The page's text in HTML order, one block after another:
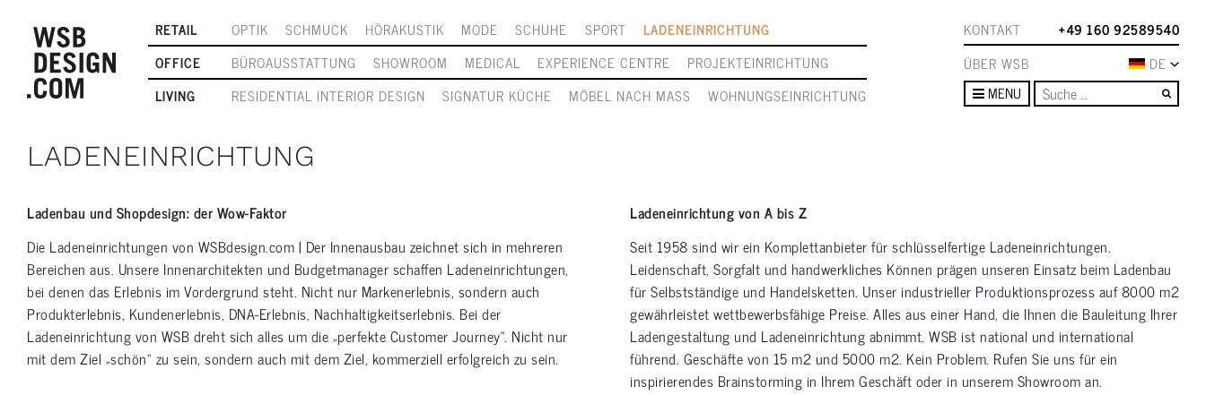
RETAIL OPTIK SCHMUCK HÖRAKUSTIK MODE SCHUHE SPORT
LADENEINRICHTUNG
OFFICE
BÜROAUSSTATTUNG SHOWROOM MEDICAL EXPERIENCE CENTRE
PROJEKTEINRICHTUNG
LIVING
RESIDENTIAL INTERIOR DESIGN SIGNATUR KÜCHE MÖBEL NACH MASS WOHNUNGSEINRICHTUNG
KONTAKT
+49 160 92589540
ÜBER WSB
DE
MENU
LADENEINRICHTUNG
Ladenbau und Shopdesign: der Wow-Faktor
Die Ladeneinrichtungen von WSBdesign.com | Der Innenausbau zeichnet sich in mehreren
Bereichen aus. Unsere Innenarchitekten und Budgetmanager schaffen Ladeneinrichtungen,
bei denen das Erlebnis im Vordergrund steht. Nicht nur Markenerlebnis, sondern auch
Produkterlebnis, Kundenerlebnis, DNA-Erlebnis, Nachhaltigkeitserlebnis. Bei der
Ladeneinrichtung von WSB dreht sich alles um die „perfekte Customer Journey“. Nicht nur
mit dem Ziel „schön“ zu sein, sondern auch mit dem Ziel, kommerziell erfolgreich zu sein.
Ladeneinrichtung von A bis Z
Seit 1958 sind wir ein Komplettanbieter für schlüsselfertige Ladeneinrichtungen.
Leidenschaft, Sorgfalt und handwerkliches Können prägen unseren Einsatz beim Ladenbau
für Selbstständige und Handelsketten. Unser industrieller Produktionsprozess auf 8000 m2
gewährleistet wettbewerbsfähige Preise. Alles aus einer Hand, die Ihnen die Bauleitung Ihrer
Ladengestaltung und Ladeneinrichtung abnimmt. WSB ist national und international
führend. Geschäfte von 15 m2 und 5000 m2. Kein Problem. Rufen Sie uns für ein
inspirierendes Brainstorming in Ihrem Geschäft oder in unserem Showroom an.